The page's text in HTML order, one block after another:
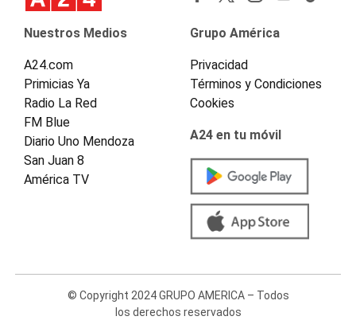
Nuestros Medios
A24.com
Primicias Ya
Radio La Red
FM Blue
Diario Uno Mendoza
San Juan 8
América TV
Grupo América
Privacidad
Términos y Condiciones
Cookies
A24 en tu móvil
© Copyright 2024 GRUPO AMERICA – Todos
los derechos reservados